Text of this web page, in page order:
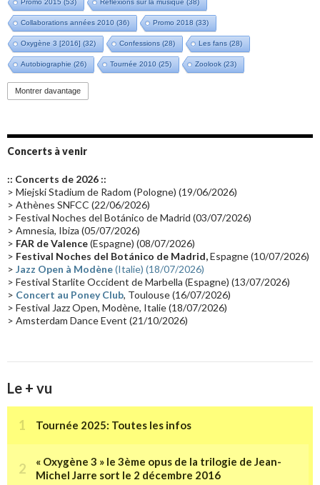
Promo 2015 (53) Réflexions sur la musique (38)
Collaborations années 2010 (36) Promo 2018 (33)
Oxygène 3 [2016] (32) Confessions (28) Les fans (28)
Autobiographie (26) Tournée 2010 (25) Zoolook (23)
Promo 2019(23)
Groupe de Recherche Musicale
Passages radio Vidéo Jarrecast (16) Synthé 80's
Les concerts en Chine(16) Cinéma
Synthé Roland(15) Belgique(15)
(14) Astronomie (14)
Tournée 2025(14) 2024(14) Chine(13)
Montrer davantage
Concerts à venir
:: Concerts de 2026 ::
> Miejski Stadium de Radom (Pologne) (19/06/2026)
> Athènes SNFCC (22/06/2026)
> Festival Noches del Botánico de Madrid (03/07/2026)
> Amnesia, Ibiza (05/07/2026)
> FAR de Valence(Espagne) (08/07/2026)
> Festival Noches del Botánico de Madrid,Espagne (10/07/2026)
> Jazz Open à Modène(Italie) (18/07/2026)
> Festival Starlite Occident de Marbella (Espagne) (13/07/2026)
> Concert au Poney Club, Toulouse (16/07/2026)
> Festival Jazz Open, Modène, Italie (18/07/2026)
> Amsterdam Dance Event (21/10/2026)
Le + vu